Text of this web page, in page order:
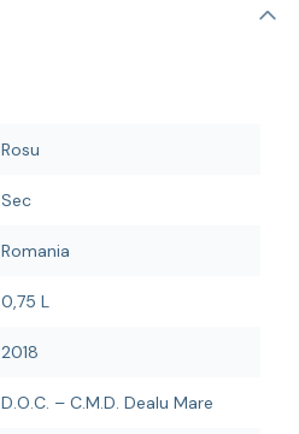
Rosu
Sec
Romania
0,75 L
2018
D.O.C. – C.M.D. Dealu Mare